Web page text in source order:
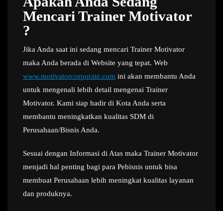
Mencari Trainer Motivator
?
Jika Anda saat ini sedang mencari Trainer Motivator
maka Anda berada di Website yang tepat. Web
www.motivatorcorporate.com ini akan membantu Anda
untuk mengenali lebih detail mengenai Trainer
Motivator. Kami siap hadir di Kota Anda serta
membantu meningkatkan kualitas SDM di
Perusahaan/Bisnis Anda.
Sesuai dengan Informasi di Atas maka Trainer Motivator
menjadi hal penting bagi para Pebisnis untuk bisa
membuat Perusahaan lebih meningkat kualitas layanan
dan produknya.